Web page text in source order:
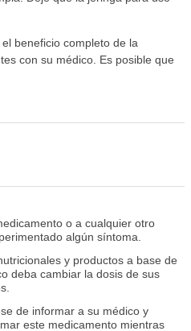
beneficio completo de la
con su médico. Es posible que
o a cualquier otro
algún síntoma.
y productos a base de
deba cambiar la dosis de sus
de informar a su médico y
este medicamento mientras